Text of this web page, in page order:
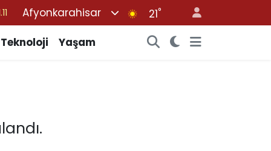
Afyonkarahisar 21°
Teknoloji Yaşam